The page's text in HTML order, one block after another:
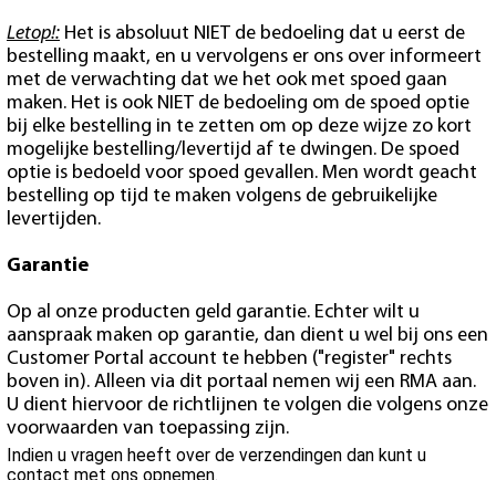
Letop!: Het is absoluut NIET de bedoeling dat u eerst de
bestelling maakt, en u vervolgens er ons over informeert
met de verwachting dat we het ook met spoed gaan
maken. Het is ook NIET de bedoeling om de spoed optie
bij elke bestelling in te zetten om op deze wijze zo kort
mogelijke bestelling/levertijd af te dwingen. De spoed
optie is bedoeld voor spoed gevallen. Men wordt geacht
bestelling op tijd te maken volgens de gebruikelijke
levertijden.
Garantie
Op al onze producten geld garantie. Echter wilt u
aanspraak maken op garantie, dan dient u wel bij ons een
Customer Portal account te hebben ("register" rechts
boven in). Alleen via dit portaal nemen wij een RMA aan.
U dient hiervoor de richtlijnen te volgen die volgens onze
voorwaarden van toepassing zijn.
Indien u vragen heeft over de verzendingen dan kunt u
contact met ons opnemen.